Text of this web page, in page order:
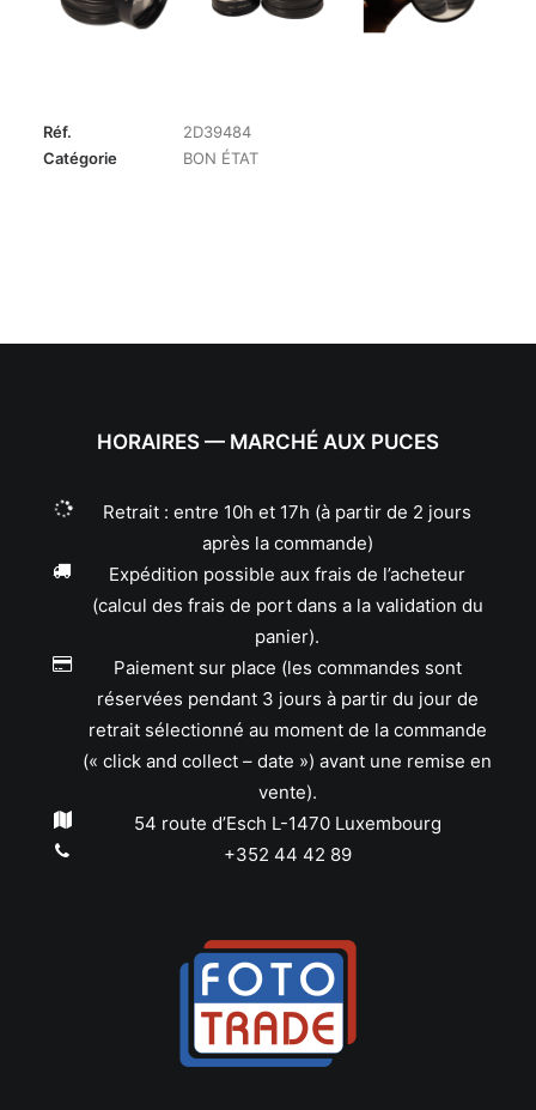
Réf.
2D39484
Catégorie
BON ÉTAT
HORAIRES — MARCHÉ AUX PUCES
Retrait : entre 10h et 17h (à partir de 2 jours
après la commande)
Expédition possible aux frais de l’acheteur
(calcul des frais de port dans a la validation du
panier).
Paiement sur place (les commandes sont
réservées pendant 3 jours à partir du jour de
retrait sélectionné au moment de la commande
(« click and collect – date ») avant une remise en
vente).
54 route d’Esch L-1470 Luxembourg
+352 44 42 89